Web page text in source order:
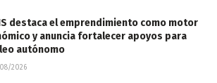
destaca el emprendimiento como motor
y anuncia fortalecer apoyos para
autónomo
2026